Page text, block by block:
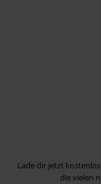
Lade dir jetzt
die vielen